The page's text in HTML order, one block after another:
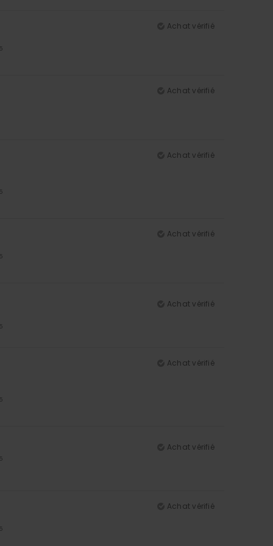
Achat vérifié
Achat vérifié
Achat vérifié
Achat vérifié
Achat vérifié
Achat vérifié
Achat vérifié
Achat vérifié